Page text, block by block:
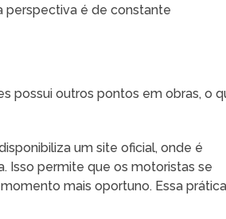
perspectiva é de constante
possui outros pontos em obras, o
um site oficial, onde é
Isso permite que os motoristas se
mais oportuno. Essa